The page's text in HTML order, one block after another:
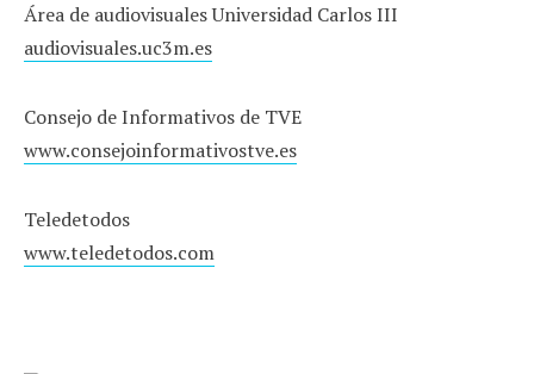
Área de audiovisuales Universidad Carlos III
audiovisuales.uc3m.es
Consejo de Informativos de TVE
www.consejoinformativostve.es
Teledetodos
www.teledetodos.com